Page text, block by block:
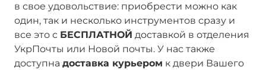
в свое удовольствие: приобрести можно как
один, так и несколько инструментов сразу и
все это с БЕСПЛАТНОЙ доставкой в отделения
УкрПочты или Новой почты. У нас также
доступна доставка курьером к двери Вашего